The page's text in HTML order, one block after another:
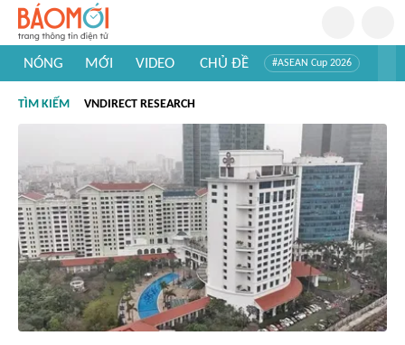
NÓNG MỚI VIDEO CHỦ ĐỀ #ASEAN Cup 2026
#Khám phá thế giới
TÌM KIẾM VNDIRECT RESEARCH